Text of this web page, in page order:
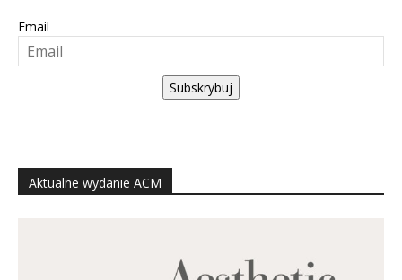
Email
Subskrybuj
Aktualne wydanie ACM